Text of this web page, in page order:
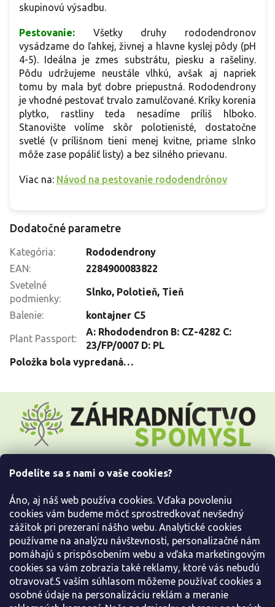
Podelíte sa s nami o vaše cookies?
Áno, aj náš web používa cookies. Vďaka povoleniu
cookies vám budeme môcť sprostredkovať nevšedný
zážitok pri prezeraní nášho webu. Analytické cookies
používame na analýzu návštevnosti, personalizačné nám
pomáhajú s prispôsobením webu a vďaka marketingovým
cookies sa vám zobrazia také reklamy, ktoré vás nebudú
otravovať.S vaším súhlasom môžeme používať cookies a
osobné údaje na personalizáciu reklám a meranie
skupinovú výsadbu.
Pestovanie: Všetky druhy rododendronov
vysádzame do ľahkej, živnej a hlavne kyslej pôdy (pH
4-5). Ideálna je zmes substrátu, piesku a rašeliny.
Pôdu udržujeme neustále vlhkú, avšak aj napriek
tomu by mala byť dobre priepustná. Rododendrony
je vhodné pestovať trvalo zamulčované. Kríky korenia
plytko, rastliny teda nesadíme príliš hlboko.
Stanovište volíme skôr polotienisté, dostatočne
svetlé (v prílišnom tieni menej kvitne, priame slnko
môže zase popáliť listy) a bez silného prievanu.
Viac na: Návod na pestovanie rododendrónov
Dodatočné parametre
Kategória:
Rododendrony
EAN:
2284900083822
Svetelné
podmienky:
Slnko, Polotieň, Tieň
Balenie: kontajner C5
Plant Passport:
A: Rhododendron B: CZ-4282 C:
23/FP/0007 D: PL
Položka bola vypredaná…
t
Informácie pre Vás
Kontaktujte nás